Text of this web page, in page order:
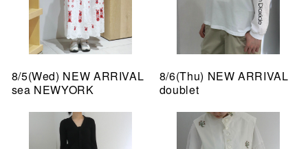
8/5(Wed) NEW ARRIVAL
sea NEWYORK
8/6(Thu) NEW ARRIVAL
doublet